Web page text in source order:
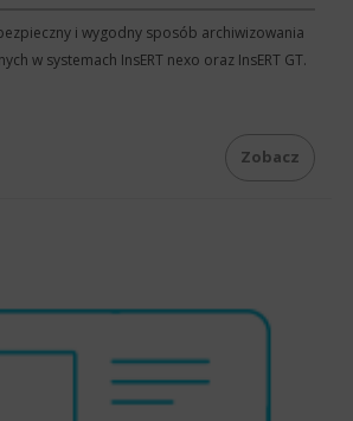
i wygodny sposób archiwizowania
w systemach InsERT nexo oraz InsERT GT.
Zobacz